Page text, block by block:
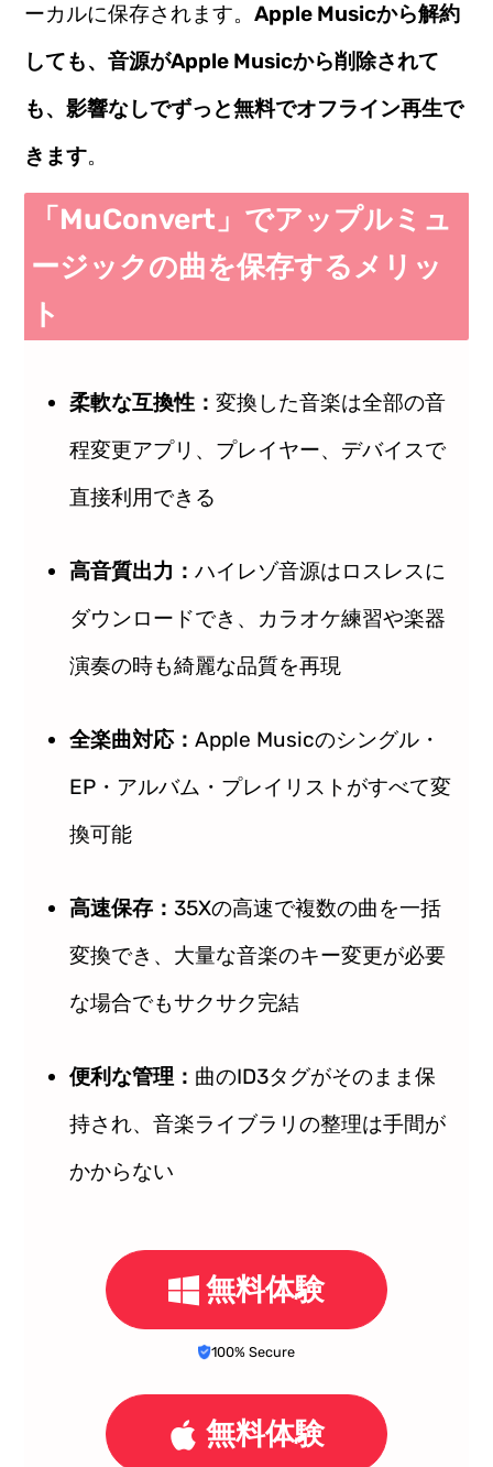
ーカルに保存されます。Apple Musicから解約
しても、音源がApple Musicから削除されて
も、影響なしでずっと無料でオフライン再生で
きます。
「MuConvert」でアップルミュ
ージックの曲を保存するメリッ
ト
柔軟な互換性：変換した音楽は全部の音
程変更アプリ、プレイヤー、デバイスで
直接利用できる
高音質出力：ハイレゾ音源はロスレスに
ダウンロードでき、カラオケ練習や楽器
演奏の時も綺麗な品質を再現
全楽曲対応：Apple Musicのシングル・
EP・アルバム・プレイリストがすべて変
換可能
高速保存： 35Xの高速で複数の曲を一括
変換でき、大量な音楽のキー変更が必要
な場合でもサクサク完結
便利な管理： 曲のID3タグがそのまま保
持され、音楽ライブラリの整理は手間が
かからない
無料体験
100% Secure
無料体験